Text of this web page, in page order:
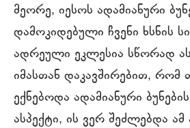
მეორე, იესოს ადამიანური
დამოკიდებული ჩვენი ხსნის
ადრეული ეკლესია სწორად
იმასთან დაკავშირებით, რომ
ექნებოდა ადამიანური
ასპექტი, ის ვერ შეძლებდა ამ